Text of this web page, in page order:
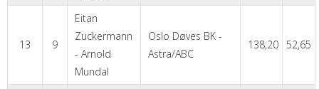
13 9
Eitan
Zuckermann
- Arnold
Mundal
Oslo Døves BK -
Astra/ABC
138,20 52,65